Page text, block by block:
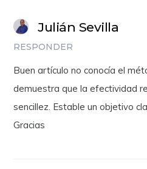
Julián Sevilla
RESPONDER
Buen artículo no conocía el
demuestra que la efectividad
sencillez. Estable un objetivo
Gracias